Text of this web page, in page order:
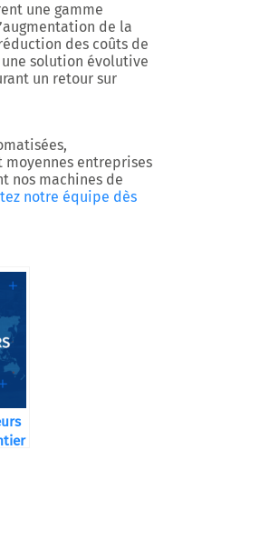
une gamme
de la
des coûts de
solution évolutive
un retour sur
entreprises
nos machines de
notre équipe dès